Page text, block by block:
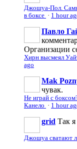
Джошуа-Пол.
в боксе · 1 hour
Павло
Организации
Хирн высмеял
ago
Mak
чувак.
Не играй с
Канело · 1 hour
grid Так
Джошуа сватают